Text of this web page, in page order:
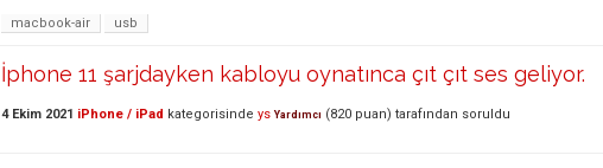
macbook-air usb
İphone 11 şarjdayken kabloyu oynatınca çıt çıt ses geliyor.
4 Ekim 2021 iPhone / iPad kategorisinde ys Yardımcı (820 puan) tarafından soruldu